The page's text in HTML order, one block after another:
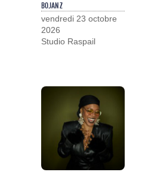
BOJAN Z
vendredi 23 octobre
2026
Studio Raspail